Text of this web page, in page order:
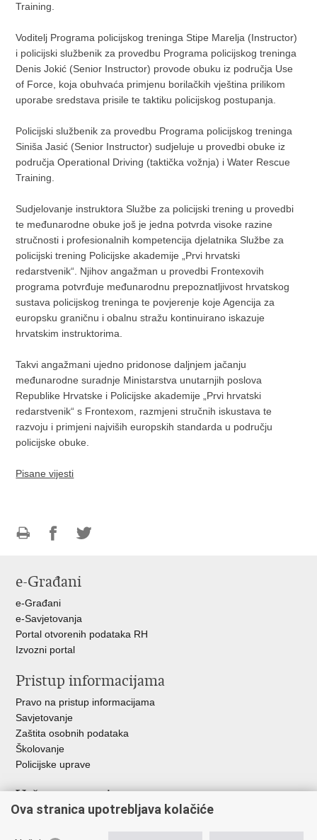
Training.
Voditelj Programa policijskog treninga Stipe Marelja (Instructor)
i policijski službenik za provedbu Programa policijskog treninga
Denis Jokić (Senior Instructor) provode obuku iz područja Use
of Force, koja obuhvaća primjenu borilačkih vještina prilikom
uporabe sredstava prisile te taktiku policijskog postupanja.
Policijski službenik za provedbu Programa policijskog treninga
Siniša Jasić (Senior Instructor) sudjeluje u provedbi obuke iz
područja Operational Driving (taktička vožnja) i Water Rescue
Training.
Sudjelovanje instruktora Službe za policijski trening u provedbi
te međunarodne obuke još je jedna potvrda visoke razine
stručnosti i profesionalnih kompetencija djelatnika Službe za
policijski trening Policijske akademije „Prvi hrvatski
redarstvenik“. Njihov angažman u provedbi Frontexovih
programa potvrđuje međunarodnu prepoznatljivost hrvatskog
sustava policijskog treninga te povjerenje koje Agencija za
europsku graničnu i obalnu stražu kontinuirano iskazuje
hrvatskim instruktorima.
Takvi angažmani ujedno pridonose daljnjem jačanju
međunarodne suradnje Ministarstva unutarnjih poslova
Republike Hrvatske i Policijske akademije „Prvi hrvatski
redarstvenik“ s Frontexom, razmjeni stručnih iskustava te
razvoju i primjeni najviših europskih standarda u području
policijske obuke.
Pisane vijesti
FacebookuTwitteru
e-Građani
e-Građani
e-Savjetovanja
Portal otvorenih podataka RH
Izvozni portal
Pristup informacijama
Pravo na pristup informacijama
Savjetovanje
Zaštita osobnih podataka
Školovanje
Policijske uprave
Važne poveznice
Ministarstvo unutarnjih poslova
Ova stranica upotrebljava kolačiće